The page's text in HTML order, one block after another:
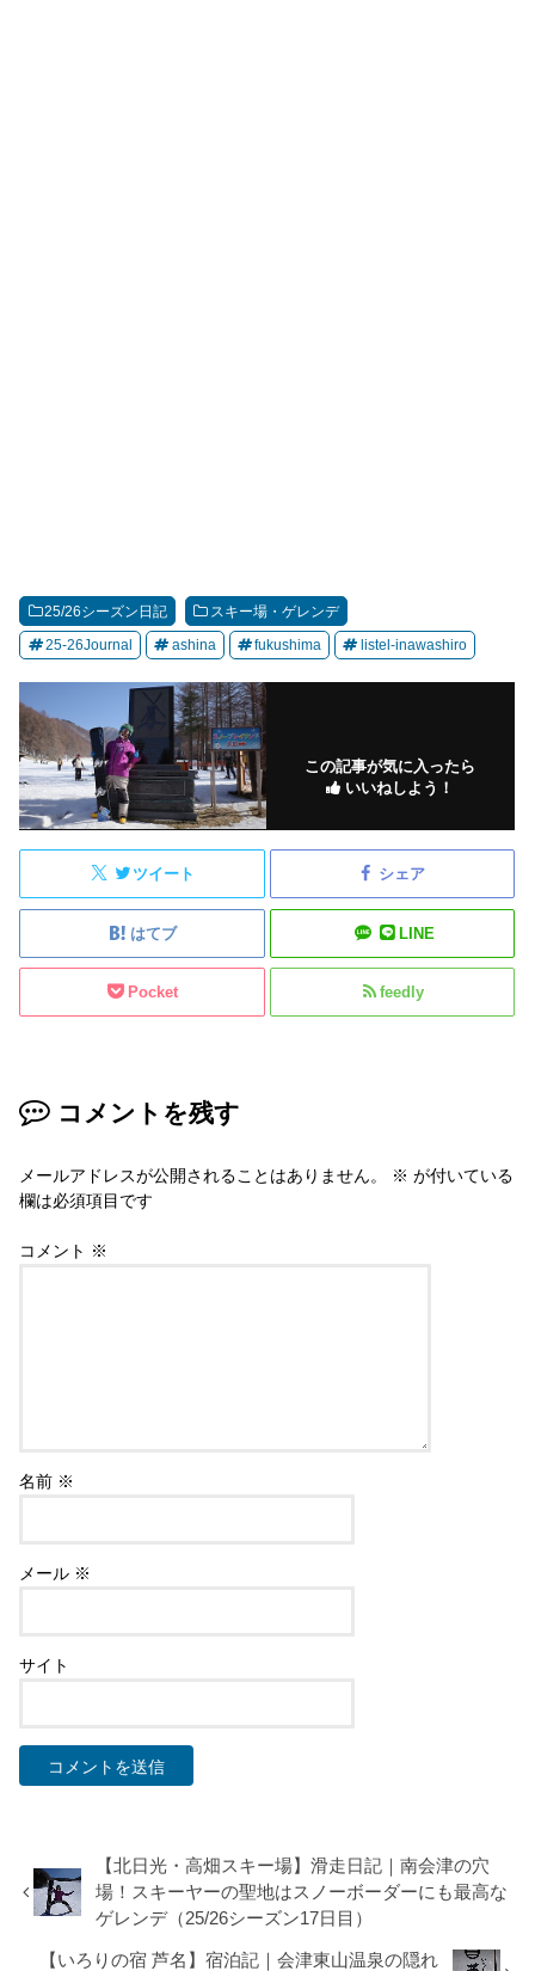
25/26シーズン日記 スキー場・ゲレンデ
25-26Journal ashina fukushima listel-inawashiro
この記事が気に入ったら
いいねしよう！
ツイート シェア
はてブ LINE
Pocket feedly
コメントを残す
メールアドレスが公開されることはありません。 ※ が付いている
欄は必須項目です
コメント ※
名前 ※
メール ※
サイト
【北日光・高畑スキー場】滑走日記｜南会津の穴
場！スキーヤーの聖地はスノーボーダーにも最高な
ゲレンデ（25/26シーズン17日目）
【いろりの宿 芦名】宿泊記｜会津東山温泉の隠れ